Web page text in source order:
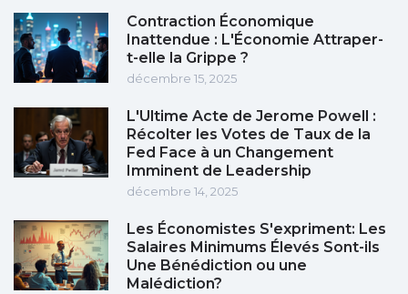
Contraction Économique
Inattendue : L'Économie Attraper-
t-elle la Grippe ?
décembre 15, 2025
L'Ultime Acte de Jerome Powell :
Récolter les Votes de Taux de la
Fed Face à un Changement
Imminent de Leadership
décembre 14, 2025
Les Économistes S'expriment: Les
Salaires Minimums Élevés Sont-ils
Une Bénédiction ou une
Malédiction?